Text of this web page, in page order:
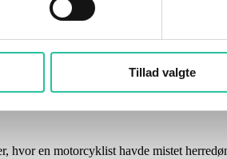
Tillad valgte
hvor en motorcyklist havde mistet